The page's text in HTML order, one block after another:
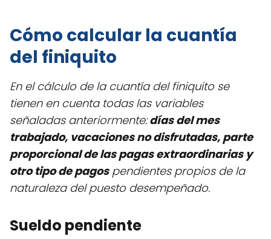
Cómo calcular la cuantía
del finiquito
En el cálculo de la cuantía del finiquito se
tienen en cuenta todas las variables
señaladas anteriormente:días del mes
trabajado, vacaciones no disfrutadas, parte
proporcional de las pagas extraordinarias y
otro tipo de pagospendientes propios de la
naturaleza del puesto desempeñado.
Sueldo pendiente